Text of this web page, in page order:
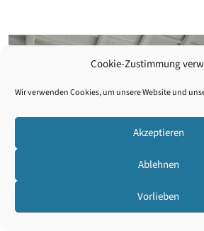
Cookie-Zustimmung
Wir verwenden Cookies, um unsere Website und
Akzeptieren
Ablehnen
Vorlieben